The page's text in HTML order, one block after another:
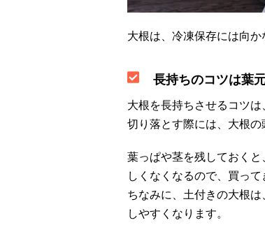
大根は、冷凍保存には向
長持ちのコツは葉
大根を長持ちさせるコツ
切り落とす際には、大根の
葉っぱや茎を残しておく
しくなくなるので、買っ
ちなみに、土付きの大根
しやすくなります。